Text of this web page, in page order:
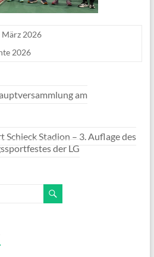
März 2026
2026
am
Schieck Stadion – 3. Auflage des
der LG